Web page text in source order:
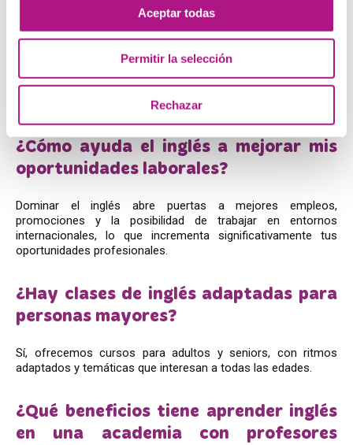
Aceptar todas
Permitir la selección
Rechazar
que quieren mejorar su inglés fuera del
cole?
Contamos con programas específicos para jóvenes que
buscan mejorar su inglés de forma dinámica y entretenida,
complementando lo aprendido en la escuela.
¿Cómo ayuda el inglés a mejorar mis
oportunidades laborales?
Dominar el inglés abre puertas a mejores empleos,
promociones y la posibilidad de trabajar en entornos
internacionales, lo que incrementa significativamente tus
oportunidades profesionales.
¿Hay clases de inglés adaptadas para
personas mayores?
Sí, ofrecemos cursos para adultos y seniors, con ritmos
adaptados y temáticas que interesan a todas las edades.
¿Qué beneficios tiene aprender inglés
en una academia con profesores